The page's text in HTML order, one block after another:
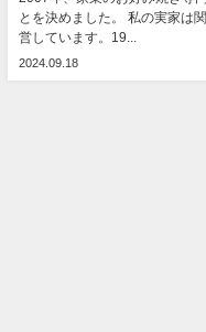
とを決めました。 私の実家は
営しています。19...
2024.09.18